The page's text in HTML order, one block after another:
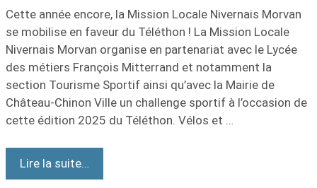
Cette année encore, la Mission Locale Nivernais Morvan
se mobilise en faveur du Téléthon ! La Mission Locale
Nivernais Morvan organise en partenariat avec le Lycée
des métiers François Mitterrand et notamment la
section Tourisme Sportif ainsi qu’avec la Mairie de
Château-Chinon Ville un challenge sportif à l’occasion de
cette édition 2025 du Téléthon. Vélos et …
Lire la suite…